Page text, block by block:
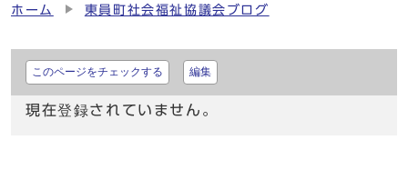
ホーム 東員町社会福祉協議会ブログ
このページをチェックする 編集
現在登録されていません。